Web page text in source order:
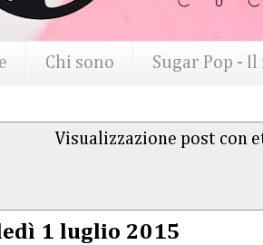
Chi sono Sugar Pop -
Visualizzazione post con
1 luglio 2015